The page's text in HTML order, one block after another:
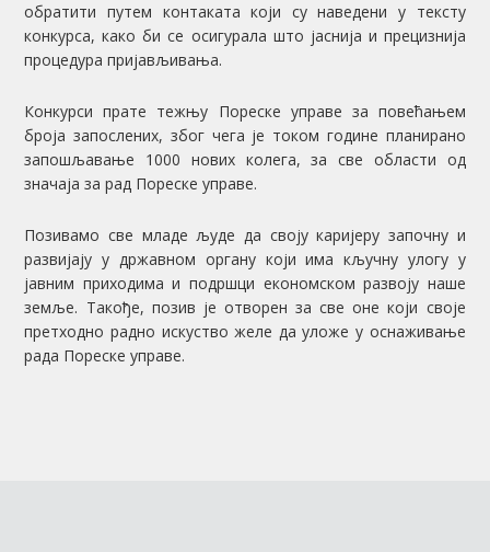
обратити путем контаката који су наведени у тексту
конкурса, како би се осигурала што јаснија и прецизнија
процедура пријављивања.
Конкурси прате тежњу Пореске управе за повећањем
броја запослених, због чега је током године планирано
запошљавање 1000 нових колега, за све области од
значаја за рад Пореске управе.
Позивамо све младе људе да своју каријеру започну и
развијају у државном органу који има кључну улогу у
јавним приходима и подршци економском развоју наше
земље. Такође, позив је отворен за све оне који своје
претходно радно искуство желе да уложе у оснаживање
рада Пореске управе.